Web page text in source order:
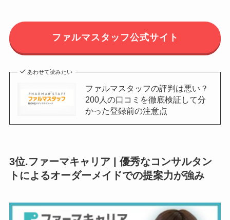
ファルマスタッフ公式サイト
あわせて読みたい
ファルマスタッフの評判は悪い？
200人の口コミを徹底検証して分
かった登録前の注意点
3位.ファーマキャリア | 優秀なコンサルタン
トによるオーダーメイドでの提案力が強み